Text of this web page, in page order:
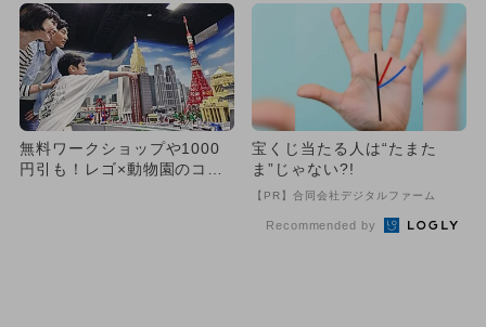
無料ワークショップや1000
円引も！レゴ×動物園のコラ
宝くじ当たる人は“たまた
ま”じゃない?!
【PR】合同会社デジタルファーム
Recommended by